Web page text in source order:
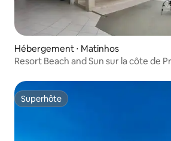
Hébergement ⋅ Matinhos
Resort Beach and Sun sur la côte de
Superhôte
Superhôte